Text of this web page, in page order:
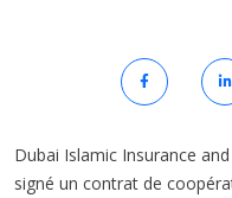
Dubai Islamic Insurance
signé un contrat de